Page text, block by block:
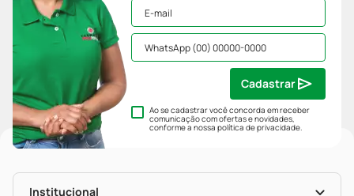
Ao se cadastrar você concorda em receber
comunicação com ofertas e novidades,
conforme a nossapolítica de privacidade.
Cadastrar
Institucional